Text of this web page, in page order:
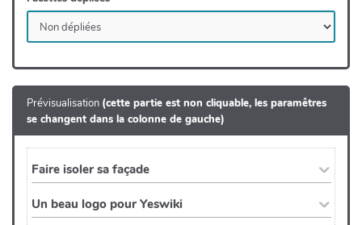
Prévisualisation (cette partie est non cliquable, les paramêtres
se changent dans la colonne de gauche)